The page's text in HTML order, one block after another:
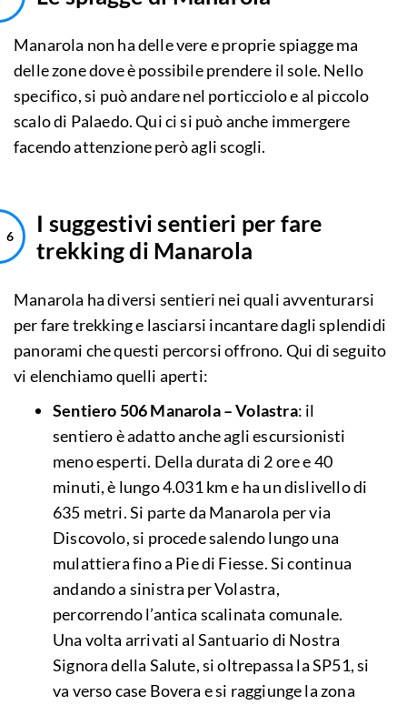
Manarola non ha delle vere e proprie spiagge ma
delle zone dove è possibile prendere il sole. Nello
specifico, si può andare nel porticciolo e al piccolo
scalo di Palaedo. Qui ci si può anche immergere
facendo attenzione però agli scogli.
I suggestivi sentieri per fare
trekking di Manarola
Manarola ha diversi sentieri nei quali avventurarsi
per fare trekking e lasciarsi incantare dagli splendidi
panorami che questi percorsi offrono. Qui di seguito
vi elenchiamo quelli aperti:
Sentiero 506 Manarola – Volastra: il
sentiero è adatto anche agli escursionisti
meno esperti. Della durata di 2 ore e 40
minuti, è lungo 4.031 km e ha un dislivello di
635 metri. Si parte da Manarola per via
Discovolo, si procede salendo lungo una
mulattiera fino a Pie di Fiesse. Si continua
andando a sinistra per Volastra,
percorrendo l’antica scalinata comunale.
Una volta arrivati al Santuario di Nostra
Signora della Salute, si oltrepassa la SP51, si
va verso case Bovera e si raggiunge la zona